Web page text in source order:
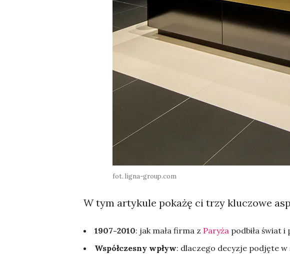
fot. ligna-group.com
W tym artykule pokażę ci trzy kluczowe
1907-2010: jak mała firma z Paryża podbiła świat
Współczesny wpływ: dlaczego decyzje podjęte